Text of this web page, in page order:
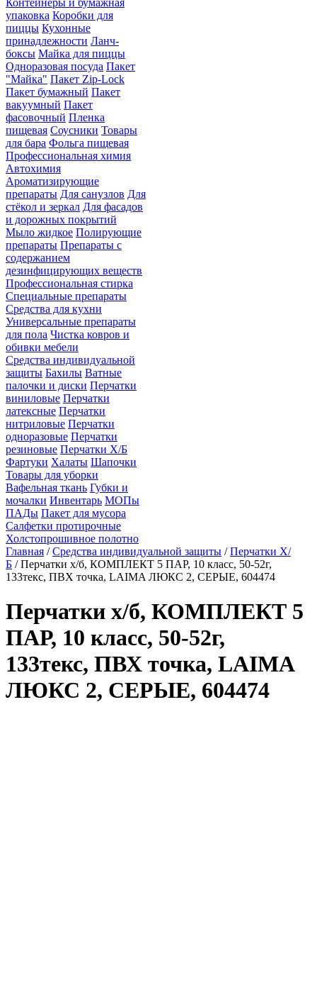
Контейнеры и бумажная
упаковка Коробки для
пиццы Кухонные
принадлежности Ланч-
боксы Майка для пиццы
Одноразовая посуда Пакет
"Майка" Пакет Zip-Lock
Пакет бумажный Пакет
вакуумный Пакет
фасовочный Пленка
пищевая Соусники Товары
для бара Фольга пищевая
Профессиональная химия
Автохимия
Ароматизирующие
препараты Для санузлов Для
стёкол и зеркал Для фасадов
и дорожных покрытий
Мыло жидкое Полирующие
препараты Препараты с
содержанием
дезинфицирующих веществ
Профессиональная стирка
Специальные препараты
Средства для кухни
Универсальные препараты
для пола Чистка ковров и
обивки мебели
Средства индивидуальной
защиты Бахилы Ватные
палочки и диски Перчатки
виниловые Перчатки
латексные Перчатки
нитриловые Перчатки
одноразовые Перчатки
резиновые Перчатки Х/Б
Фартуки Халаты Шапочки
Товары для уборки
Вафельная ткань Губки и
мочалки Инвентарь МОПы
ПАДы Пакет для мусора
Салфетки протирочные
Холстопрошивное полотно
Главная /Средства индивидуальной защиты /Перчатки Х/
Б / Перчатки х/б, КОМПЛЕКТ 5 ПАР, 10 класс, 50-52г,
133текс, ПВХ точка, LAIMA ЛЮКС 2, СЕРЫЕ, 604474
Перчатки х/б, КОМПЛЕКТ 5
ПАР, 10 класс, 50-52г,
133текс, ПВХ точка, LAIMA
ЛЮКС 2, СЕРЫЕ, 604474